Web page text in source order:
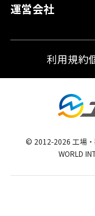
運営会社
宮崎県
利用規約
© 2012-2026 工場
WORLD